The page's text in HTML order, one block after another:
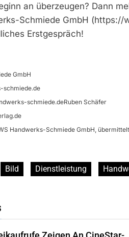
an überzeugen? Dann
Schmiede GmbH
Erstgespräch!
GmbH
schmiede.de
schmiede.deRuben Schäfer
Handwerks-Schmiede GmbH,
Bild Dienstleistung